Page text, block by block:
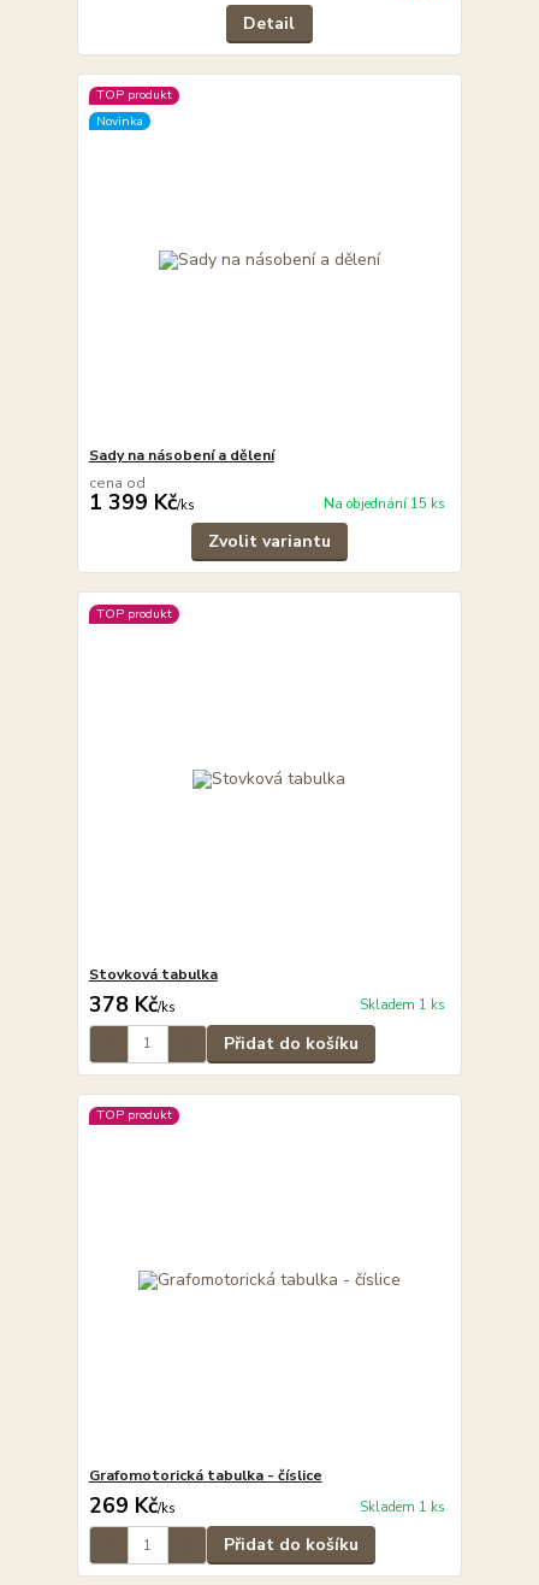
Detail
TOP produkt
Novinka
Sady na násobení a dělení
cena od
1 399 Kč/ks Na objednání 15 ks
Zvolit variantu
TOP produkt
Stovková tabulka
378 Kč/ks Skladem 1 ks
Přidat do košíku
TOP produkt
Grafomotorická tabulka - číslice
269 Kč/ks Skladem 1 ks
Přidat do košíku